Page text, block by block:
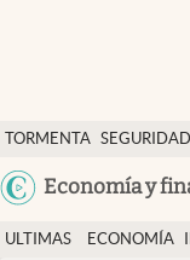
TORMENTA SEGURIDAD
Economía y
Economía y finanzas
Política
Actualidad
ULTIMAS
ECONOMÍA